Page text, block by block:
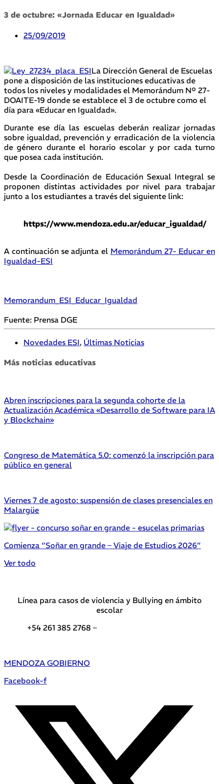
3 de octubre: «Jornada Educar en Igualdad»
25/09/2019
La Dirección General de Escuelas
pone a disposición de las instituciones educativas de
todos los niveles y modalidades el Memorándum Nº 27-
DOAITE-19 donde se establece el 3 de octubre como el
día para «Educar en Igualdad».
Durante ese día las escuelas deberán realizar jornadas
sobre igualdad, prevención y erradicación de la violencia
de género durante el horario escolar y por cada turno
que posea cada institución.
Desde la Coordinación de Educación Sexual Integral se
proponen distintas actividades por nivel para trabajar
junto a los estudiantes a través del siguiente link:
https://www.mendoza.edu.ar/educar_igualdad/
A continuación se adjunta el Memorándum 27- Educar en
Igualdad-ESI
Memorandum_ESI_Educar_Igualdad
Fuente: Prensa DGE
Novedades ESI, Últimas Noticias
Más noticias educativas
Abren inscripciones para la segunda cohorte de la
Actualización Académica «Desarrollo de Software para IA
y Blockchain»
Congreso de Matemática 5.0: comenzó la inscripción para
público en general
Viernes 7 de agosto: suspensión de clases presenciales en
Malargüe
Comienza “Soñar en grande – Viaje de Estudios 2026”
Ver todo
Línea para casos de violencia y Bullying en ámbito
escolar
+54 261 385 2768 –
MENDOZA GOBIERNO
Facebook-f